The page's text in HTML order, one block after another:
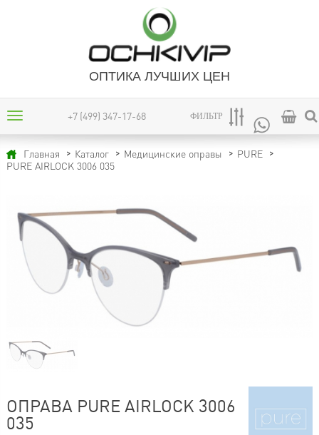
ОПТИКА ЛУЧШИХ ЦЕН
+7 (499) 347-17-68 ФИЛЬТР
Главная Каталог Медицинские оправы
PURE
PURE AIRLOCK 3006 035
ОПРАВА PURE AIRLOCK 3006
035